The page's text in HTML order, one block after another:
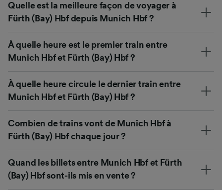
Quelle est la meilleure façon de voyager à
Fürth (Bay) Hbf depuis Munich Hbf ?
À quelle heure est le premier train entre
Munich Hbf et Fürth (Bay) Hbf ?
À quelle heure circule le dernier train entre
Munich Hbf et Fürth (Bay) Hbf ?
Combien de trains vont de Munich Hbf à
Fürth (Bay) Hbf chaque jour ?
Quand les billets entre Munich Hbf et Fürth
(Bay) Hbf sont-ils mis en vente ?